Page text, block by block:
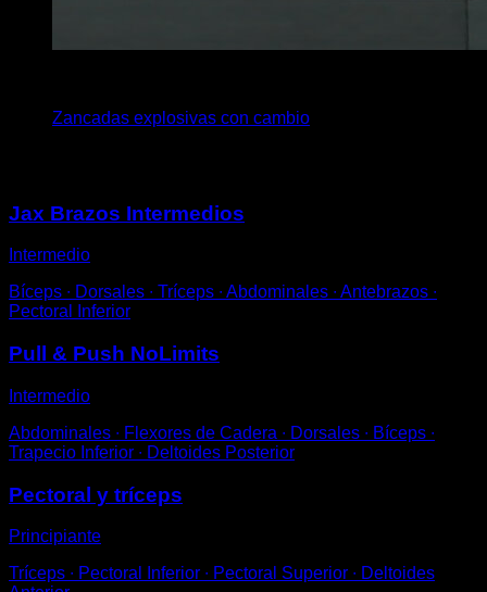
Zancadas explosivas con cambio
Jax Brazos Intermedios
Intermedio
Bíceps ∙ Dorsales ∙ Tríceps ∙ Abdominales ∙ Antebrazos ∙
Pectoral Inferior
Pull & Push NoLimits
Intermedio
Abdominales ∙ Flexores de Cadera ∙ Dorsales ∙ Bíceps ∙
Trapecio Inferior ∙ Deltoides Posterior
Pectoral y tríceps
Principiante
Tríceps ∙ Pectoral Inferior ∙ Pectoral Superior ∙ Deltoides